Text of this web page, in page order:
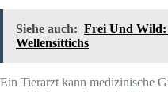
Siehe auch: Frei Und Wild:
Wellensittichs
Ein Tierarzt kann medizinische